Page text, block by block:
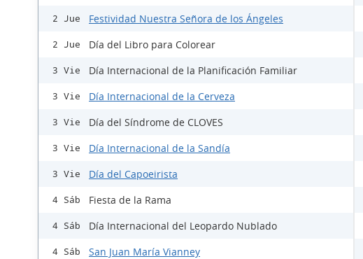
2 Jue Festividad Nuestra Señora de los Ángeles
2 Jue Día del Libro para Colorear
3 Vie Día Internacional de la Planificación Familiar
3 Vie Día Internacional de la Cerveza
3 Vie Día del Síndrome de CLOVES
3 Vie Día Internacional de la Sandía
3 Vie Día del Capoeirista
4 Sáb Fiesta de la Rama
4 Sáb Día Internacional del Leopardo Nublado
4 Sáb San Juan María Vianney